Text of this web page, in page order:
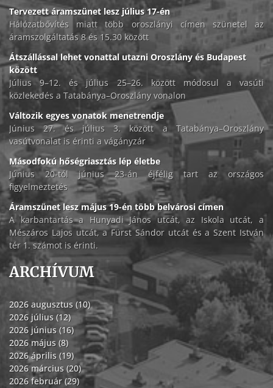
Tervezett áramszünet lesz július 17-én
Hálózatbővítés miatt több oroszlányi címen szünetel az
áramszolgáltatás 8 és 15.30 között
Átszállással lehet vonattal utazni Oroszlány és Budapest
között
Július 9–12. és július 25–26. között módosul a vasúti
közlekedés a Tatabánya–Oroszlány vonalon
Változik egyes vonatok menetrendje
Június 27. és július 3. között a Tatabánya–Oroszlány
vasútvonalat is érinti a vágányzár
Másodfokú hőségriasztás lép életbe
Június 20-tól június 23-án éjfélig tart az országos
figyelmeztetés
Áramszünet lesz május 19-én több belvárosi címen
A karbantartás a Hunyadi János utcát, az Iskola utcát, a
Mészáros Lajos utcát, a Fürst Sándor utcát és a Szent István
tér 1. számot is érinti.
ARCHÍVUM
2026 augusztus (10)
2026 július (12)
2026 június (16)
2026 május (8)
2026 április (19)
2026 március (20)
2026 február (29)